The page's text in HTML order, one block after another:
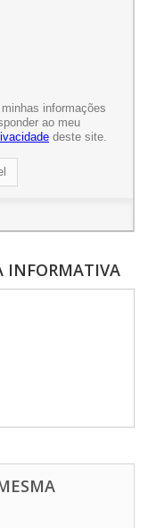
informações
ao meu
deste site.
INFORMATIVA